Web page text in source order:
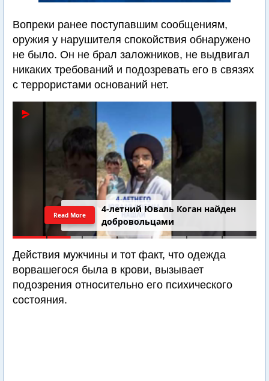
Вопреки ранее поступавшим сообщениям,
оружия у нарушителя спокойствия обнаружено
не было. Он не брал заложников, не выдвигал
никаких требований и подозревать его в связях
с террористами оснований нет.
4-летний Юваль Коган найден
добровольцами
Read More
Действия мужчины и тот факт, что одежда
ворвашегося была в крови, вызывает
подозрения относительно его психического
состояния.